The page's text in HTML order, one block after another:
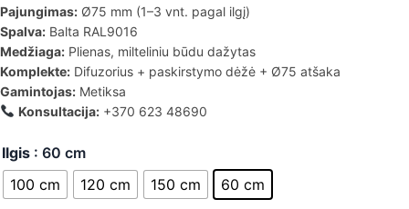
Pajungimas: Ø75 mm (1–3 vnt. pagal ilgį)
Spalva: Balta RAL9016
Medžiaga: Plienas, milteliniu būdu dažytas
Komplekte: Difuzorius + paskirstymo dėžė + Ø75 atšaka
Gamintojas: Metiksa
Konsultacija:+370 623 48690
Ilgis : 60 cm
100 cm
120 cm 150 cm 60 cm